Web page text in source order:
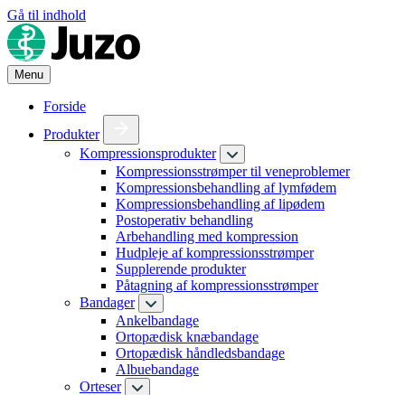
Gå til indhold
Menu
Forside
Produkter
Kompressionsprodukter
Kompressionsstrømper til veneproblemer
Kompressionsbehandling af lymfødem
Kompressionsbehandling af lipødem
Postoperativ behandling
Arbehandling med kompression
Hudpleje af kompressionsstrømper
Supplerende produkter
Påtagning af kompressionsstrømper
Bandager
Ankelbandage
Ortopædisk knæbandage
Ortopædisk håndledsbandage
Albuebandage
Orteser